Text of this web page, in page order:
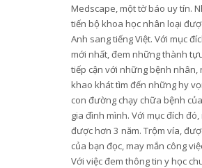
Medscape, một tờ báo uy tín.
tiến bộ khoa học nhân loại
Anh sang tiếng Việt. Với mục
mới nhất, đem những thành
tiếp cận với những bệnh nhân,
khao khát tìm đến những hy
con đường chạy chữa bệnh
gia đình mình. Với mục đích
được hơn 3 năm. Trộm vía,
của bạn đọc, may mắn công
Với việc đem thông tin y học